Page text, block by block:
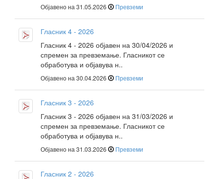
Објавено на 31.05.2026 Превземи
Гласник 4 - 2026
Гласник 4 - 2026 објавен на 30/04/2026 и
спремен за превземање. Гласникот се
обработува и објавува н..
Објавено на 30.04.2026 Превземи
Гласник 3 - 2026
Гласник 3 - 2026 објавен на 31/03/2026 и
спремен за превземање. Гласникот се
обработува и објавува н..
Објавено на 31.03.2026 Превземи
Гласник 2 - 2026